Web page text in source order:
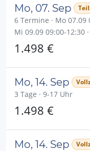
Mo, 07. Sep
6 Termine · Mo 07.09
Mi 09.09 09:00-12:30
1.498 €
Mo, 14. Sep
3 Tage · 9-17 Uhr
1.498 €
Mo, 14. Sep